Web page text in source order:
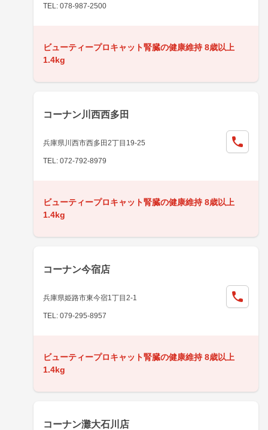
TEL: 078-987-2500
ビューティープロキャット腎臓の健康維持 8歳以上
1.4kg
コーナン川西西多田
兵庫県川西市西多田2丁目19-25
TEL: 072-792-8979
ビューティープロキャット腎臓の健康維持 8歳以上
1.4kg
コーナン今宿店
兵庫県姫路市東今宿1丁目2-1
TEL: 079-295-8957
ビューティープロキャット腎臓の健康維持 8歳以上
1.4kg
コーナン灘大石川店